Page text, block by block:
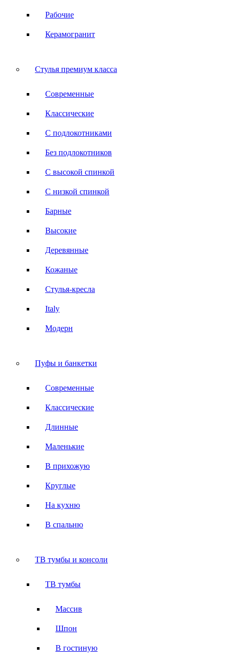
Рабочие
Керамогранит
Стулья премиум класса
Современные
Классические
С подлокотниками
Без подлокотников
С высокой спинкой
С низкой спинкой
Барные
Высокие
Деревянные
Кожаные
Стулья-кресла
Italy
Модерн
Пуфы и банкетки
Современные
Классические
Длинные
Маленькие
В прихожую
Круглые
На кухню
В спальню
ТВ тумбы и консоли
ТВ тумбы
Массив
Шпон
В гостиную